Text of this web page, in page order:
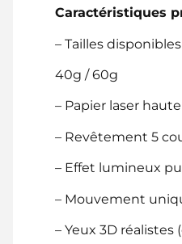
Caractéristiques
– Tailles disponibles
40g / 60g
– Papier laser
– Revêtement 5
– Effet lumineux
– Mouvement
– Yeux 3D réalistes